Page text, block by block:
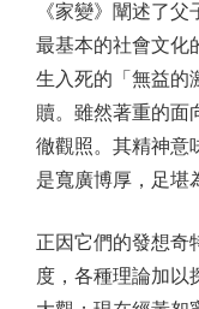
《家變》闡述了
最基本的社會文化
生入死的「無益的
贖。雖然著重的面
徹觀照。其精神意
是寬廣博厚，足堪
正因它們的發想奇
度，各種理論加以